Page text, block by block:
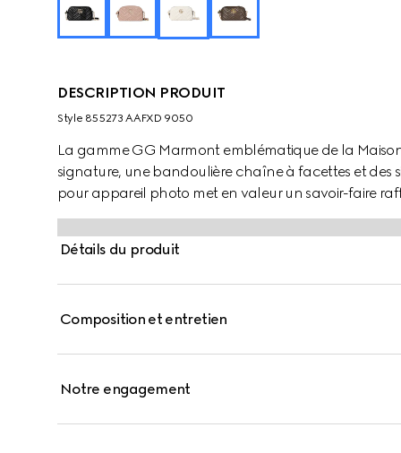
DESCRIPTION PRODUIT
Style ‎855273 AAFXD 9050
La gamme GG Marmont emblématique de la
signature, une bandoulière chaîne à facettes et des
pour appareil photo met en valeur un savoir-faire
et des finitions délicates dans une finition couleur or
Détails du produit
Composition et entretien
Notre engagement